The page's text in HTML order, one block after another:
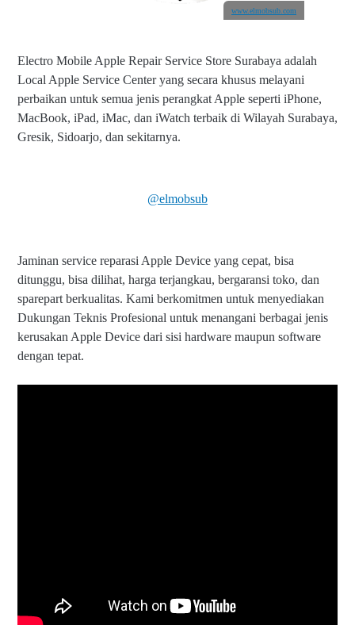
www.elmobsub.com
Electro Mobile Apple Repair Service Store Surabaya adalah
Local Apple Service Center yang secara khusus melayani
perbaikan untuk semua jenis perangkat Apple seperti iPhone,
MacBook, iPad, iMac, dan iWatch terbaik di Wilayah Surabaya,
Gresik, Sidoarjo, dan sekitarnya.
@elmobsub
Jaminan service reparasi Apple Device yang cepat, bisa
ditunggu, bisa dilihat, harga terjangkau, bergaransi toko, dan
sparepart berkualitas. Kami berkomitmen untuk menyediakan
Dukungan Teknis Profesional untuk menangani berbagai jenis
kerusakan Apple Device dari sisi hardware maupun software
dengan tepat.